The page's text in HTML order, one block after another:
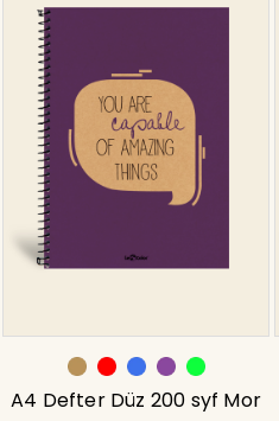
A4 Defter Düz 200 syf Mor